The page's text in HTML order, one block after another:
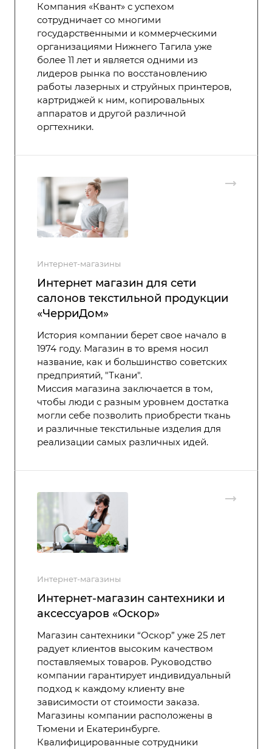
Компания «Квант» с успехом
сотрудничает со многими
государственными и коммерческими
организациями Нижнего Тагила уже
более 11 лет и является одними из
лидеров рынка по восстановлению
работы лазерных и струйных принтеров,
картриджей к ним, копировальных
аппаратов и другой различной
оргтехники.
Интернет-магазины
Интернет магазин для сети
салонов текстильной продукции
«ЧерриДом»
История компании берет свое начало в
1974 году. Магазин в то время носил
название, как и большинство советских
предприятий, "Ткани".
Миссия магазина заключается в том,
чтобы люди с разным уровнем достатка
могли себе позволить приобрести ткань
и различные текстильные изделия для
реализации самых различных идей.
Интернет-магазины
Интернет-магазин сантехники и
аксессуаров «Оскор»
Магазин сантехники “Оскор” уже 25 лет
радует клиентов высоким качеством
поставляемых товаров. Руководство
компании гарантирует индивидуальный
подход к каждому клиенту вне
зависимости от стоимости заказа.
Магазины компании расположены в
Тюмени и Екатеринбурге.
Квалифицированные сотрудники